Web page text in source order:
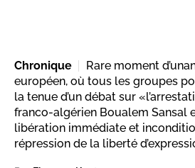
Chronique
Rare moment
européen, où tous les groupes
la tenue d’un débat sur
franco-algérien Boualem Sansal
libération immédiate et
répression de la liberté